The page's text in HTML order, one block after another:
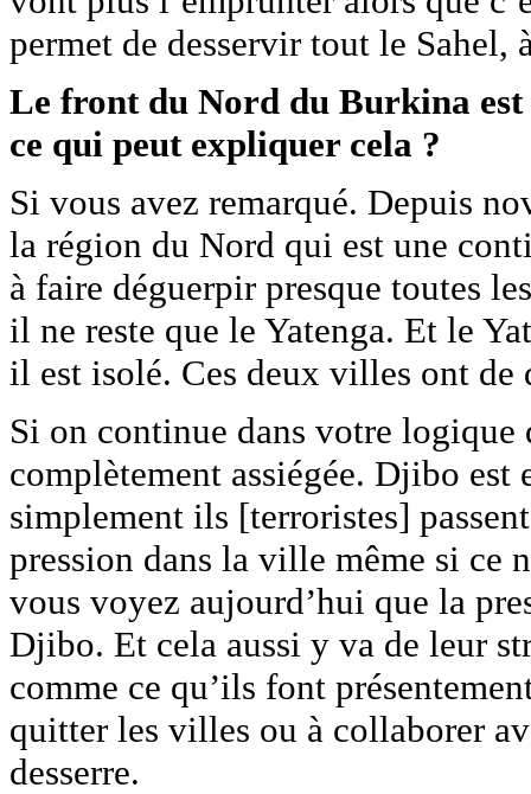
permet de desservir tout le Sahel,
Le front du Nord du Burkina est
ce qui peut expliquer cela ?
Si vous avez remarqué. Depuis
la région du Nord qui est une
à faire déguerpir presque toutes
il ne reste que le Yatenga. Et le
il est isolé. Ces deux villes ont
Si on continue dans votre
complètement assiégée. Djibo est
simplement ils [terroristes]
pression dans la ville même si ce
vous voyez aujourd’hui que la
Djibo. Et cela aussi y va de leur
comme ce qu’ils font
quitter les villes ou à collaborer
desserre.